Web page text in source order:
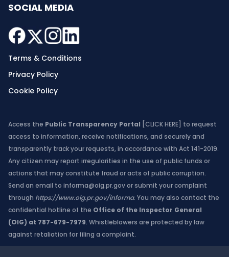
SOCIAL MEDIA
Terms & Conditions
Privacy Policy
Cookie Policy
Access the Public Transparency Portal [CLICK HERE] to request
access to information, receive notifications, and securely and
transparently track your requests, in accordance with Act 141-2019.
Any citizen may report irregularities in the use of public funds or
actions that may constitute fraud or acts of public corruption.
Send an email to informa@oig.pr.govor submit your complaint
through https://www.oig.pr.gov/informa. You may also contact the
confidential hotline of the Office of the Inspector General
(OIG) at 787-679-7979. Whistleblowers are protected by law
against retaliation for filing a complaint.